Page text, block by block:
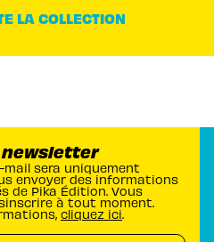
LA COLLECTION
sera uniquement
envoyer des informations
de Pika Édition. Vous
à tout moment.
cliquez ici.